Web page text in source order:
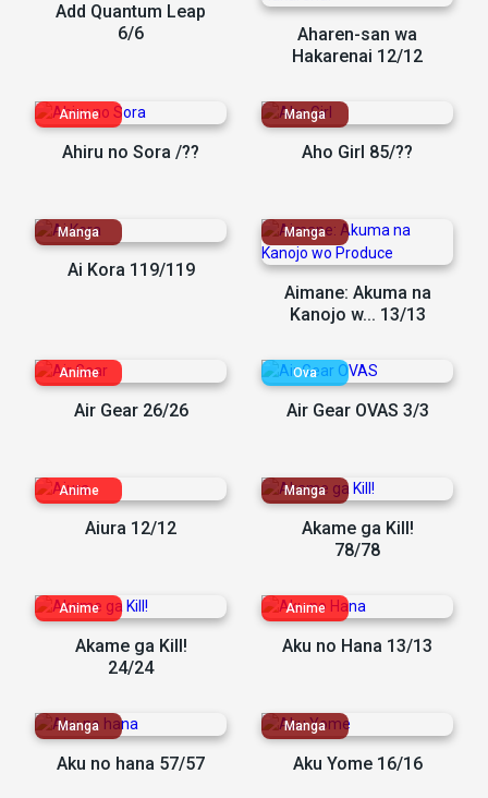
Add Quantum Leap
6/6
Aharen-san wa
Hakarenai 12/12
Ahiru no Sora /?? Aho Girl 85/??
Ai Kora 119/119
Aimane: Akuma na
Kanojo w... 13/13
Air Gear 26/26 Air Gear OVAS 3/3
Aiura 12/12
Akame ga Kill!
78/78
Akame ga Kill!
24/24
Aku no Hana 13/13
Aku no hana 57/57 Aku Yome 16/16